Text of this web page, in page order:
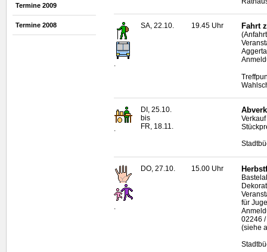
Termine 2009
Termine 2008
.
SA, 22.10. 19.45 Uhr Fahrt
.
DI, 25.10.
bis
FR, 18.11.
DO, 27.10. 15.00 Uhr
für
02246
(siehe